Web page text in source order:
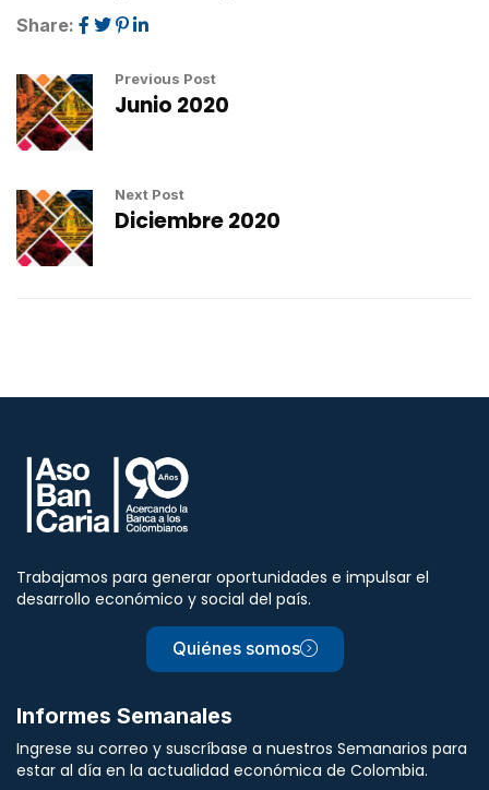
Share:
Previous Post
Junio 2020
Next Post
Diciembre 2020
Trabajamos para generar oportunidades e impulsar el
desarrollo económico y social del país.
Quiénes somos
Informes Semanales
Ingrese su correo y suscríbase a nuestros Semanarios para
estar al día en la actualidad económica de Colombia.